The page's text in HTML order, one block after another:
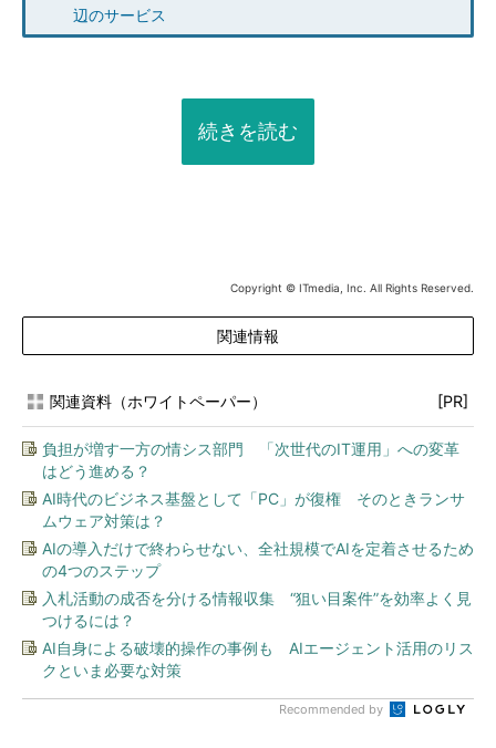
辺のサービス
続きを読む
Copyright © ITmedia, Inc. All Rights Reserved.
関連情報
関連資料（ホワイトペーパー） [PR]
負担が増す一方の情シス部門 「次世代のIT運用」への変革
はどう進める？
AI時代のビジネス基盤として「PC」が復権 そのときランサ
ムウェア対策は？
AIの導入だけで終わらせない、全社規模でAIを定着させるため
の4つのステップ
入札活動の成否を分ける情報収集 “狙い目案件”を効率よく見
つけるには？
AI自身による破壊的操作の事例も AIエージェント活用のリス
クといま必要な対策
Recommended by